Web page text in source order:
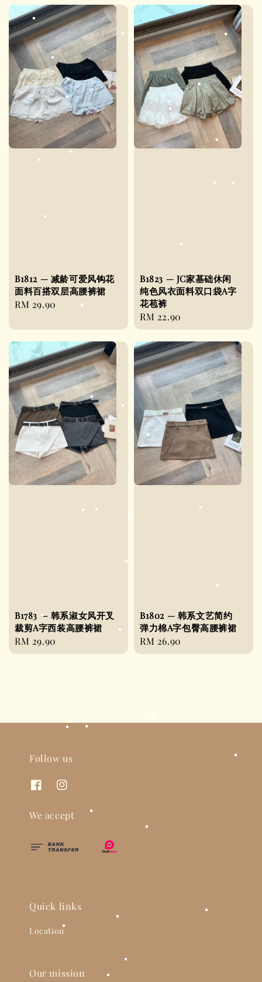
B1812 — 减龄可爱风钩花
面料百搭双层高腰裤裙
Regular
RM 29.90
B1823 — JC家基础休闲
纯色风衣面料双口袋A字
花苞裤
Regular
price
RM 22.90
B1783 — 韩系淑女风开叉
裁剪A字西装高腰裤裙
Regular
price
RM 29.90
B1802 — 韩系文艺简约
弹力棉A字包臀高腰裤裙
Regular
price
RM 26.90
Follow us
We accept
Quick links
Location
Our mission